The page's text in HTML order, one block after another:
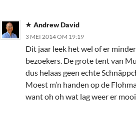
Andrew David
3 MEI 2014 OM 19:19
Dit jaar leek het wel of er
bezoekers. De grote tent van
dus helaas geen echte
Moest m’n handen op de
want oh oh wat lag weer er